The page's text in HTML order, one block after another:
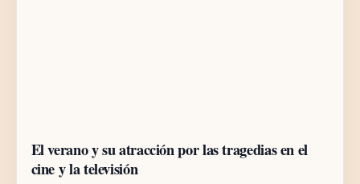
El verano y su atracción por las tragedias en el
cine y la televisión